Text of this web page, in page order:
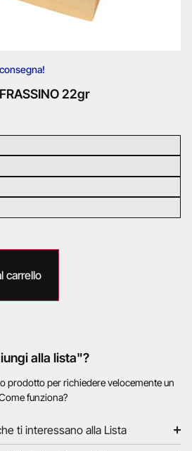
22gr
carrello
alla lista"?
prodotto per richiedere velocemente un
funziona?
ti interessano alla Lista